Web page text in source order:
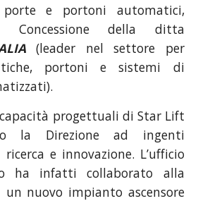
porte e portoni automatici,
Concessione della ditta
(leader nel settore per
portoni e sistemi di
progettuali di Star Lift
la Direzione ad ingenti
e innovazione. L’ufficio
ha infatti collaborato alla
un nuovo impianto ascensore